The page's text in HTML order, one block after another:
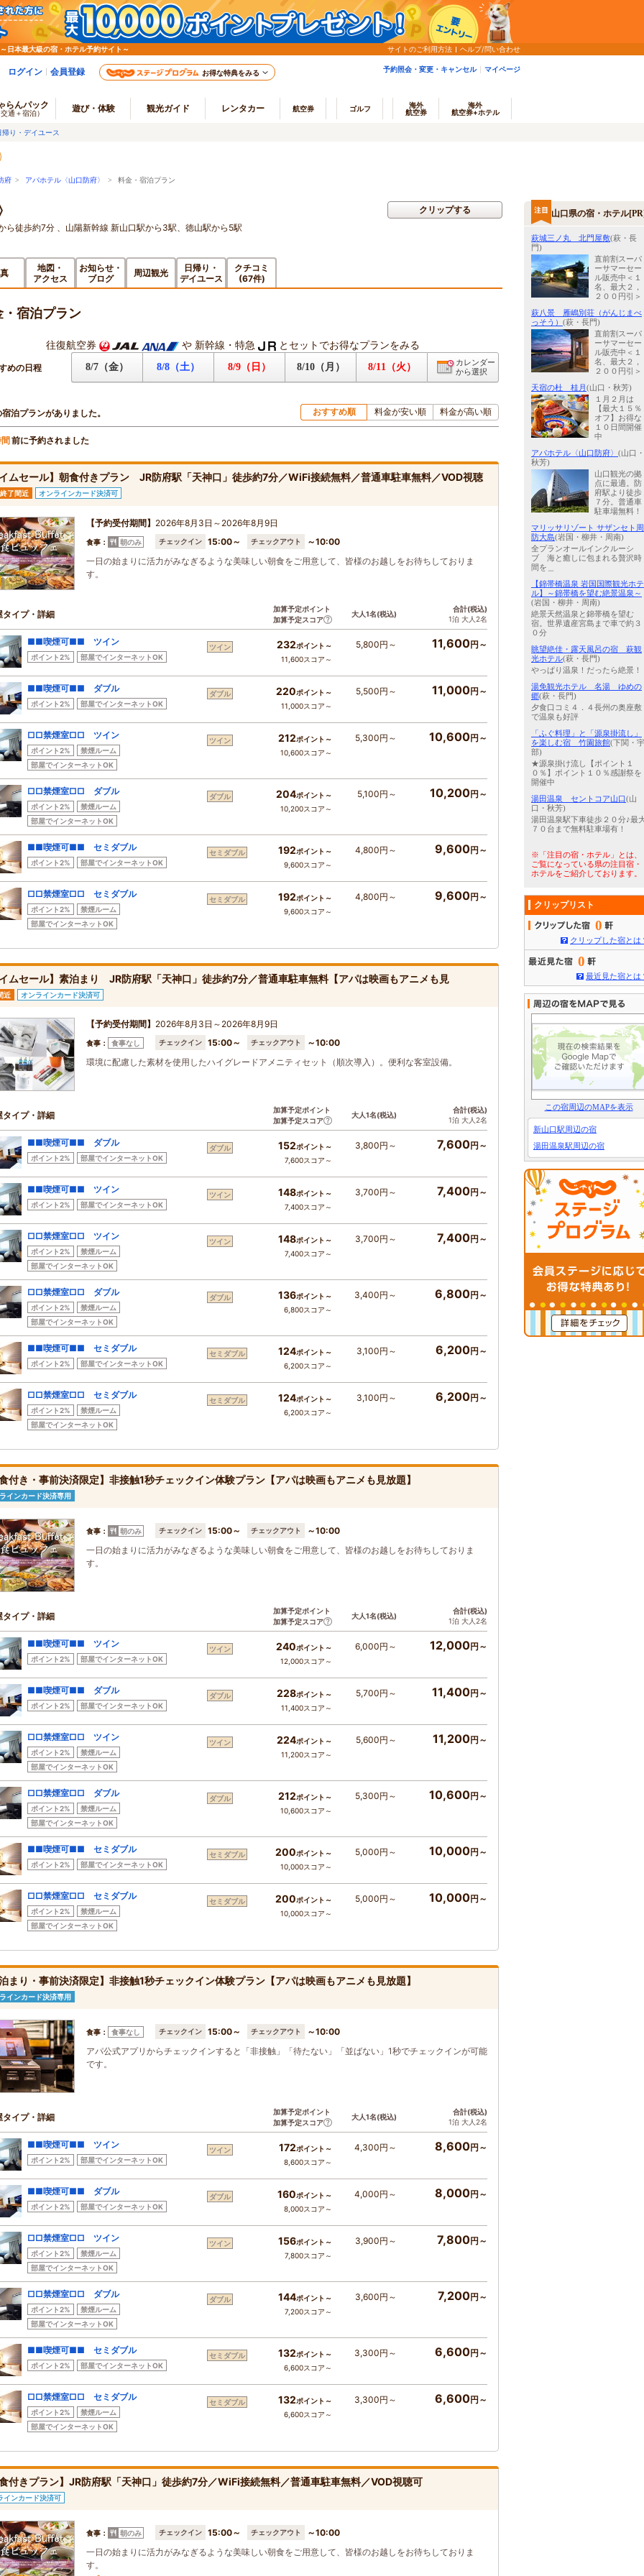
日本最大級の宿・ホテル予約サイト～ サイトのご利用方法 ヘルプ/問い合わせ
ログイン 会員登録 お得な特典をみる 予約照会・変更・キャンセル マイページ
らんパック
通＋宿泊） 遊び・体験 観光ガイド レンタカー 航空券 ゴルフ
海外
航空券
海外
航空券+ホテル
帰り・デイユース
府 > アパホテル〈山口防府〉 > 料金・宿泊プラン
徒歩約7分 、山陽新幹線 新山口駅から3駅、徳山駅から5駅
クリップする
地図・
アクセス
お知らせ・
ブログ
周辺観光
日帰り・
デイユース
クチコミ
(67件)
宿泊プラン
往復航空券 や 新幹線・特急 とセットでお得なプランをみる
めの日程 8/7（金） 8/8（土） 8/9（日） 8/10（月） 8/11（火）
カレンダー
から選択
泊プランがありました。 おすすめ順 料金が安い順 料金が高い順
前に予約されました
ムセール】朝食付きプラン JR防府駅「天神口」徒歩約7分／WiFi接続無料／普通車駐車無料／VOD視聴
終了間近 オンラインカード決済可
【予約受付期間】 2026年8月3日～2026年8月9日
食事： 朝のみ チェックイン 15:00～ チェックアウト
～10:00
一日の始まりに活力がみなぎるような美味しい朝食をご用意して、皆様のお越しをお待ちしておりま
す。
タイプ・詳細
加算予定ポイント
加算予定スコア
大人1名(税込)
合計(税込)
1泊 大人2名
■■喫煙可■■ ツイン
ポイント2% 部屋でインターネットOK
ツイン 232ポイント～
11,600スコア～
5,800円～ 11,600円～
■■喫煙可■■ ダブル
ポイント2% 部屋でインターネットOK
ダブル 220ポイント～
11,000スコア～
5,500円～ 11,000円～
□□禁煙室□□ ツイン
ポイント2%
禁煙ルーム
部屋でインターネットOK
ツイン 212ポイント～
10,600スコア～
5,300円～ 10,600円～
□□禁煙室□□ ダブル
ポイント2%
禁煙ルーム
部屋でインターネットOK
ダブル 204ポイント～
10,200スコア～
5,100円～ 10,200円～
■■喫煙可■■ セミダブル
ポイント2% 部屋でインターネットOK
セミダブル 192ポイント～
9,600スコア～
4,800円～ 9,600円～
□□禁煙室□□ セミダブル
ポイント2%
禁煙ルーム
部屋でインターネットOK
セミダブル 192ポイント～
9,600スコア～
4,800円～ 9,600円～
ムセール】素泊まり JR防府駅「天神口」徒歩約7分／普通車駐車無料【アパは映画もアニメも見
近 オンラインカード決済可
【予約受付期間】 2026年8月3日～2026年8月9日
食事： 食事なし チェックイン 15:00～ チェックアウト
～10:00
環境に配慮した素材を使用したハイグレードアメニティセット（順次導入）。便利な客室設備。
タイプ・詳細
加算予定ポイント
加算予定スコア
大人1名(税込)
合計(税込)
1泊 大人2名
■■喫煙可■■ ダブル
ポイント2% 部屋でインターネットOK
ダブル 152ポイント～
7,600スコア～
3,800円～ 7,600円～
■■喫煙可■■ ツイン
ポイント2% 部屋でインターネットOK
ツイン 148ポイント～
7,400スコア～
3,700円～ 7,400円～
□□禁煙室□□ ツイン
ポイント2%
禁煙ルーム
部屋でインターネットOK
ツイン 148ポイント～
7,400スコア～
3,700円～ 7,400円～
□□禁煙室□□ ダブル
ポイント2%
禁煙ルーム
部屋でインターネットOK
ダブル 136ポイント～
6,800スコア～
3,400円～ 6,800円～
■■喫煙可■■ セミダブル
ポイント2% 部屋でインターネットOK
セミダブル 124ポイント～
6,200スコア～
3,100円～ 6,200円～
□□禁煙室□□ セミダブル
ポイント2%
禁煙ルーム
部屋でインターネットOK
セミダブル 124ポイント～
6,200スコア～
3,100円～ 6,200円～
付き・事前決済限定】非接触1秒チェックイン体験プラン【アパは映画もアニメも見放題】
インカード決済専用
食事： 朝のみ チェックイン 15:00～ チェックアウト
～10:00
一日の始まりに活力がみなぎるような美味しい朝食をご用意して、皆様のお越しをお待ちしておりま
す。
タイプ・詳細
加算予定ポイント
加算予定スコア
大人1名(税込)
合計(税込)
1泊 大人2名
■■喫煙可■■ ツイン
ポイント2% 部屋でインターネットOK
ツイン 240ポイント～
12,000スコア～
6,000円～ 12,000円～
■■喫煙可■■ ダブル
ポイント2% 部屋でインターネットOK
ダブル 228ポイント～
11,400スコア～
5,700円～ 11,400円～
□□禁煙室□□ ツイン
ポイント2%
禁煙ルーム
部屋でインターネットOK
ツイン 224ポイント～
11,200スコア～
5,600円～ 11,200円～
□□禁煙室□□ ダブル
ポイント2%
禁煙ルーム
部屋でインターネットOK
ダブル 212ポイント～
10,600スコア～
5,300円～ 10,600円～
■■喫煙可■■ セミダブル
ポイント2% 部屋でインターネットOK
セミダブル 200ポイント～
10,000スコア～
5,000円～ 10,000円～
□□禁煙室□□ セミダブル
ポイント2%
禁煙ルーム
部屋でインターネットOK
セミダブル 200ポイント～
10,000スコア～
5,000円～ 10,000円～
まり・事前決済限定】非接触1秒チェックイン体験プラン【アパは映画もアニメも見放題】
インカード決済専用
食事： 食事なし チェックイン 15:00～ チェックアウト
～10:00
アパ公式アプリからチェックインすると「非接触」「待たない」「並ばない」1秒でチェックインが可能
です。
タイプ・詳細
加算予定ポイント
加算予定スコア
大人1名(税込)
合計(税込)
1泊 大人2名
■■喫煙可■■ ツイン
ポイント2% 部屋でインターネットOK
ツイン 172ポイント～
8,600スコア～
4,300円～ 8,600円～
■■喫煙可■■ ダブル
ポイント2% 部屋でインターネットOK
ダブル 160ポイント～
8,000スコア～
4,000円～ 8,000円～
□□禁煙室□□ ツイン
ポイント2%
禁煙ルーム
部屋でインターネットOK
ツイン 156ポイント～
7,800スコア～
3,900円～ 7,800円～
□□禁煙室□□ ダブル
ポイント2%
禁煙ルーム
部屋でインターネットOK
ダブル 144ポイント～
7,200スコア～
3,600円～ 7,200円～
■■喫煙可■■ セミダブル
ポイント2% 部屋でインターネットOK
セミダブル 132ポイント～
6,600スコア～
3,300円～ 6,600円～
□□禁煙室□□ セミダブル
ポイント2%
禁煙ルーム
部屋でインターネットOK
セミダブル 132ポイント～
6,600スコア～
3,300円～ 6,600円～
付きプラン】JR防府駅「天神口」徒歩約7分／WiFi接続無料／普通車駐車無料／VOD視聴可
インカード決済可
食事： 朝のみ チェックイン 15:00～ チェックアウト
～10:00
一日の始まりに活力がみなぎるような美味しい朝食をご用意して、皆様のお越しをお待ちしておりま
す。
山口県の宿・ホテル
萩城三ノ丸 北門屋敷(萩・長
門)
直前割スーパ
ーサマーセー
ル販売中＜１
名、最大２，
２００円引＞
萩八景 雁嶋別荘（がんじまべ
っそう） (萩・長門)
直前割スーパ
ーサマーセー
ル販売中＜１
名、最大２，
２００円引＞
天宿の杜 桂月 (山口・秋芳)
１月２月は
【最大１５％
オフ】お得な
１０日間開催
中
アパホテル〈山口防府〉 (山口・
秋芳)
山口観光の拠
点に最適。防
府駅より徒歩
７分。普通車
駐車場無料！
マリッサリゾート サザンセト周
防大島(岩国・柳井・周南)
全プランオールインクルーシ
ブ 海と癒しに包まれる贅沢時
間を＿
【錦帯橋温泉 岩国国際観光ホテ
ル】～錦帯橋を望む絶景温泉～
(岩国・柳井・周南)
絶景天然温泉と錦帯橋を望む
宿。世界遺産宮島まで車で約３
０分
眺望絶佳・露天風呂の宿 萩観
光ホテル(萩・長門)
やっぱり温泉！だったら絶景！
湯免観光ホテル 名湯 ゆめの
郷(萩・長門)
夕食口コミ４．４長州の奥座敷
で温泉も好評
「ふぐ料理」と「源泉掛流し」
を楽しむ宿 竹園旅館(下関・宇
部)
★源泉掛け流し【ポイント１
０％】ポイント１０％感謝祭を
開催中
湯田温泉 セントコア山口 (山
口・秋芳)
湯田温泉駅下車徒歩２０分♪最
７０台まで無料駐車場有！
※「注目の宿・ホテル」とは、
ご覧になっている県の注目宿・
ホテルをご紹介しております。
クリップリスト
0
クリップした宿とは
0
最近見た宿とは
この宿周辺のMAPを表示
新山口駅周辺の宿
湯田温泉駅周辺の宿